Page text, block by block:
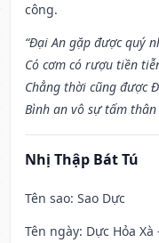
công.
“Đại An gặp được quý
Có cơm có rượu tiền
Chẳng thời cũng được
Bình an vô sự tấm
Nhị Thập Bát Tú
Tên sao: Sao Dực
Tên ngày: Dực Hỏa